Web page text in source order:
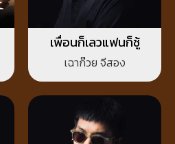
เพื่อนก็เลวแฟนก็ชู้
เฉาก๊วย จีสอง